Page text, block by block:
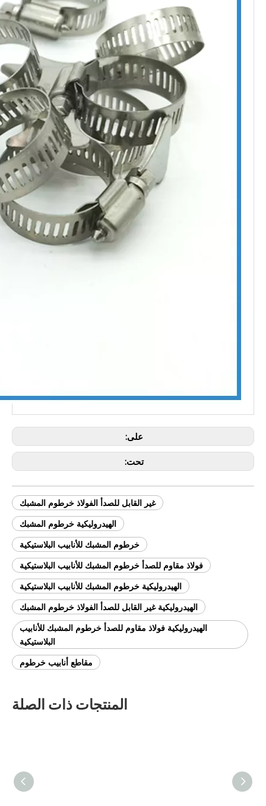
على:
تحت:
غير القابل للصدأ الفولاذ خرطوم المشبك
الهيدروليكية خرطوم المشبك
خرطوم المشبك للأنابيب البلاستيكية
فولاذ مقاوم للصدأ خرطوم المشبك للأنابيب البلاستيكية
الهيدروليكية خرطوم المشبك للأنابيب البلاستيكية
الهيدروليكية غير القابل للصدأ الفولاذ خرطوم المشبك
الهيدروليكية فولاذ مقاوم للصدأ خرطوم المشبك للأنابيب
البلاستيكية
مقاطع أنابيب خرطوم
المنتجات ذات الصلة